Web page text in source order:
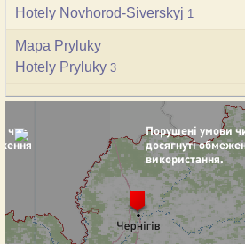
Hotely Novhorod-Siverskyj 1
Mapa Pryluky
Hotely Pryluky 3